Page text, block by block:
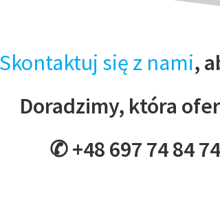
Skontaktuj się z nami,
Doradzimy, która
✆ +48 697 74 84 74